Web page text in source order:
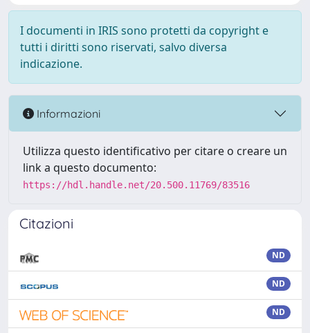
I documenti in IRIS sono protetti da copyright e
tutti i diritti sono riservati, salvo diversa
indicazione.
Informazioni
Utilizza questo identificativo per citare o creare un
link a questo documento:
https://hdl.handle.net/20.500.11769/83516
Citazioni
ND
ND
ND